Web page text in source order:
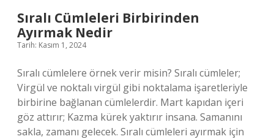
Sıralı Cümleleri Birbirinden
Ayırmak Nedir
Tarih: Kasım 1, 2024
Sıralı cümlelere örnek verir misin? Sıralı cümleler;
Virgül ve noktalı virgül gibi noktalama işaretleriyle
birbirine bağlanan cümlelerdir. Mart kapıdan içeri
göz attırır; Kazma kürek yaktırır insana. Samanını
sakla, zamanı gelecek. Sıralı cümleleri ayırmak için